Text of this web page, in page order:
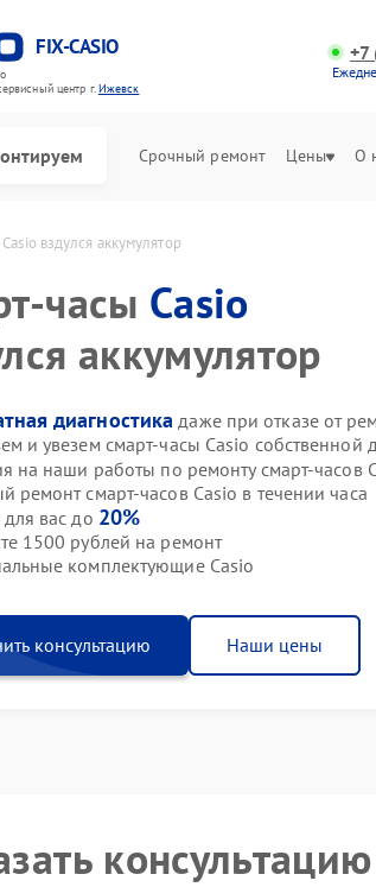
FIX-CASIO
центр г.Ижевск
+7
Срочный ремонт Цены О
вздулся аккумулятор
часы Casio
аккумулятор
диагностика даже при отказе от
и увезем смарт-часы Casio собственной
на наши работы по ремонту смарт-часов
ремонт смарт-часов Casio в течении часа
вас до 20%
1500 рублей на ремонт
комплектующие Casio
консультацию Наши цены
консультацию